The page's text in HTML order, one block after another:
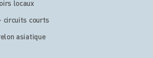
locaux
circuits courts
asiatique